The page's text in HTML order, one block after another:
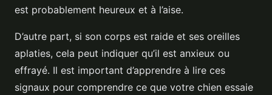
est probablement heureux et à l’aise.
D’autre part, si son corps est raide et ses oreilles
aplaties, cela peut indiquer qu’il est anxieux ou
effrayé. Il est important d’apprendre à lire ces
signaux pour comprendre ce que votre chien essaie